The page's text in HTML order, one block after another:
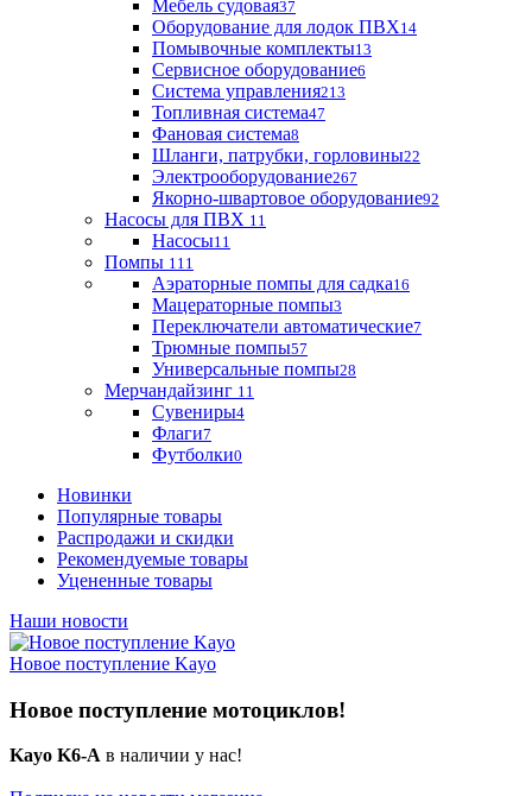
Мебель судовая37
Оборудование для лодок ПВХ14
Помывочные комплекты13
Сервисное оборудование6
Система управления213
Топливная система47
Фановая система8
Шланги, патрубки, горловины22
Электрооборудование267
Якорно-швартовое оборудование92
Насосы для ПВХ 11
Насосы11
Помпы 111
Аэраторные помпы для садка16
Мацераторные помпы3
Переключатели автоматические7
Трюмные помпы57
Универсальные помпы28
Мерчандайзинг 11
Сувениры4
Флаги7
Футболки0
Новинки
Популярные товары
Распродажи и скидки
Рекомендуемые товары
Уцененные товары
Наши новости
Новое поступление Kayo
Новое поступление мотоциклов!
Kayo K6-A в наличии у нас!